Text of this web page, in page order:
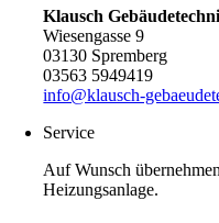
Klausch
Wiesengasse 9
03130 Spremberg
03563 5949419
info@klausch-
Service
Auf Wunsch
Heizungsanlage.